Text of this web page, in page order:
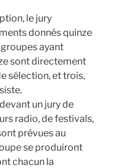
le jury
donnés quinze
ayant
sont directement
sélection, et trois,
un jury de
radio, de festivals,
prévues au
se produiront
chacun la